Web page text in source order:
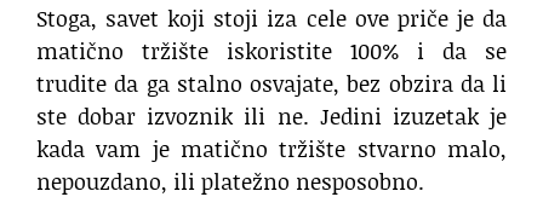
Stoga, savet koji stoji iza cele ove priče je da
matično tržište iskoristite 100% i da se
trudite da ga stalno osvajate, bez obzira da li
ste dobar izvoznik ili ne. Jedini izuzetak je
kada vam je matično tržište stvarno malo,
nepouzdano, ili platežno nesposobno.